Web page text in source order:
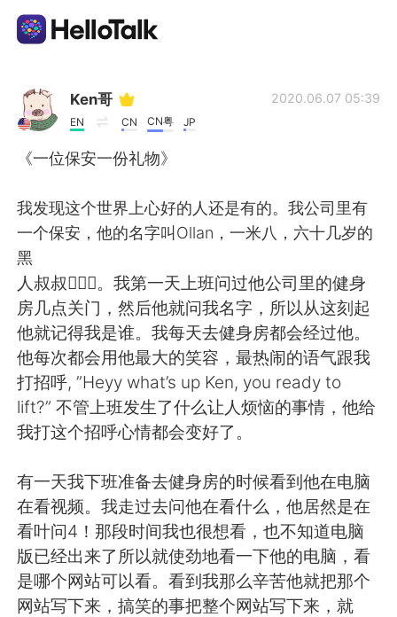
Sprachaustausch-App
AI Grammar Checker
繁體中文 Español
العربية Français
日本語 한국어
Indonesia Italiano
Türkçe Tiếng Việt
Português
Ken哥
EN CN CN粤 JP
2020.06.07 05:39
《一位保安一份礼物》
我发现这个世界上心好的人还是有的。我公司里有
一个保安，他的名字叫Ollan，一米八，六十几岁的
黑
人叔叔🙎🏾‍♂️。我第一天上班问过他公司里的健身
房几点关门，然后他就问我名字，所以从这刻起
他就记得我是谁。我每天去健身房都会经过他。
他每次都会用他最大的笑容，最热闹的语气跟我
打招呼, ”Heyy what’s up Ken, you ready to
lift?” 不管上班发生了什么让人烦恼的事情，他给
我打这个招呼心情都会变好了。
有一天我下班准备去健身房的时候看到他在电脑
在看视频。我走过去问他在看什么，他居然是在
看叶问4！那段时间我也很想看，也不知道电脑
版已经出来了所以就使劲地看一下他的电脑，看
是哪个网站可以看。看到我那么辛苦他就把那个
网站写下来，搞笑的事把整个网站写下来，就